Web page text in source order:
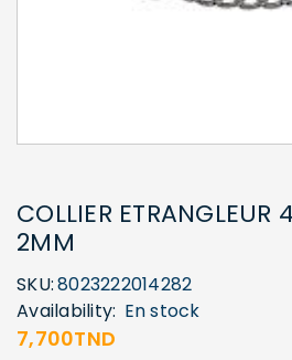
COLLIER ETRANGLEUR
2MM
SKU:8023222014282
Availability: En stock
7,700TND